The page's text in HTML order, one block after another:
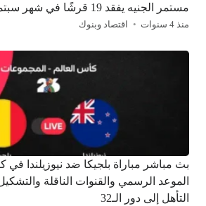
مستمر الجنيه يفقد 19 قرشًا في شهر سبتمبر
منذ 4 سنوات اقتصاد وبنوك
الموعد الرسمي والقنوات الناقلة
التأهل إلى دور الـ32